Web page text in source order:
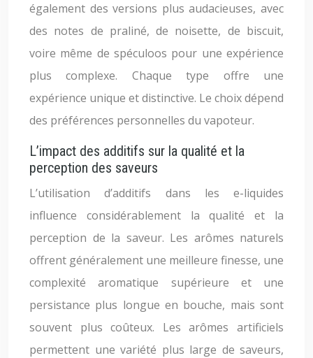
également des versions plus audacieuses, avec
des notes de praliné, de noisette, de biscuit,
voire même de spéculoos pour une expérience
plus complexe. Chaque type offre une
expérience unique et distinctive. Le choix dépend
des préférences personnelles du vapoteur.
L’impact des additifs sur la qualité et la
perception des saveurs
L’utilisation d’additifs dans les e-liquides
influence considérablement la qualité et la
perception de la saveur. Les arômes naturels
offrent généralement une meilleure finesse, une
complexité aromatique supérieure et une
persistance plus longue en bouche, mais sont
souvent plus coûteux. Les arômes artificiels
permettent une variété plus large de saveurs,